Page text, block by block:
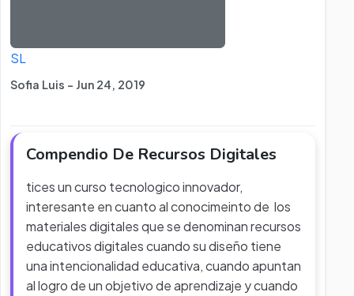
SL
Sofia Luis - Jun 24, 2019
Compendio De Recursos Digitales
tices un curso tecnologico innovador,
interesante en cuanto al conocimeinto de los
materiales digitales que se denominan recursos
educativos digitales cuando su diseño tiene
una intencionalidad educativa, cuando apuntan
al logro de un objetivo de aprendizaje y cuando